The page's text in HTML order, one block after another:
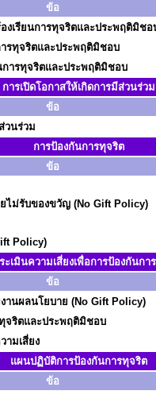
ข้อ
งเรียนการทุจริตและประพฤติมิชอ
ารทุจริตและประพฤติมิชอบ
การทุจริตและประพฤติมิชอบ
การเปิดโอกาสให้เกิดการมีส่วนร่วม
ข้อ
วนร่วม
การป้องกันการทุจริต
ข้อ
ไม่รับของขวัญ (No Gift Policy)
Policy)
ะเมินความเสี่ยงเพื่อการป้องกันกา
ข้อ
านผลนโยบาย (No Gift Policy)
จริตและประพฤติมิชอบ
ามเสี่ยง
แผนปฏิบัติการป้องกันการทุจริต
ข้อ